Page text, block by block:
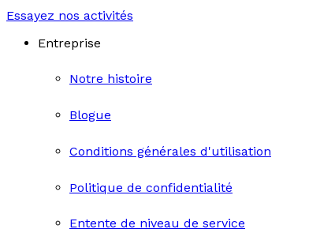
Essayez nos activités
Entreprise
Notre histoire
Blogue
Conditions générales d'utilisation
Politique de confidentialité
Entente de niveau de service